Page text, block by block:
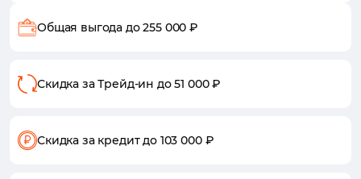
Общая выгода до 255 000 ₽
Скидка за Трейд-ин до 51 000 ₽
Скидка за кредитдо 103 000 ₽